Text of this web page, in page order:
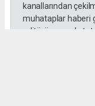
kanallarından
muhataplar haberi
editörü sorumlu